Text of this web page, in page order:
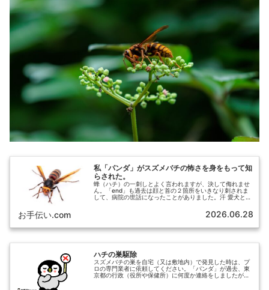
私「パンダ」がスズメバチの怖さを身をもって知
らされた。
蜂（ハチ）の一刺しとよく言われますが、決して侮れませ
ん。「end」も過去は顔と首の２箇所をいきなり刺されま
して、病院の世話になったことがありました。汗 愛犬との
お手伝い.com 2026.06.28
ハチの巣駆除
スズメバチの巣を自宅（又は敷地内）で発見した時は、プ
ロの専門業者に依頼してください。「パンダ」が過去、東
京都の行政（役所や保健所）に何度か連絡をしましたが、